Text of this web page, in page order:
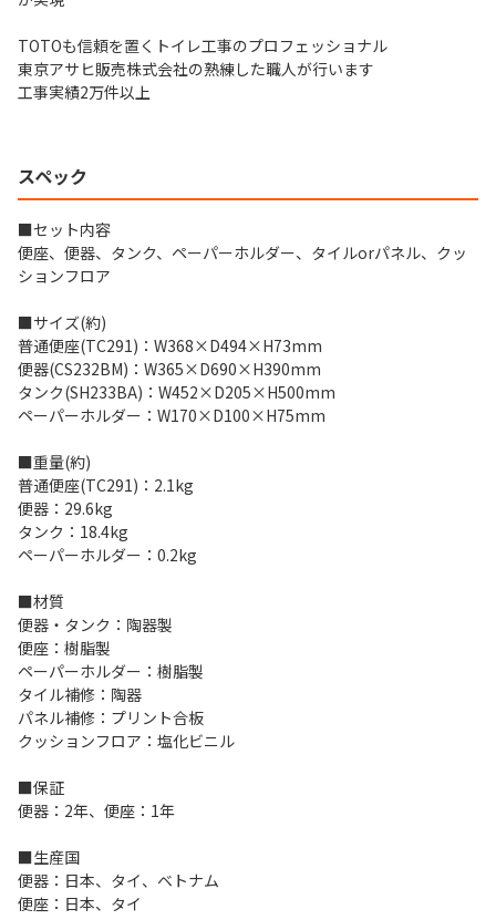
TOTOも信頼を置くトイレ工事のプロフェッショナル
東京アサヒ販売株式会社の熟練した職人が行います
工事実績2万件以上
スペック
■セット内容
便座、便器、タンク、ペーパーホルダー、タイルorパネル、クッ
ションフロア
■サイズ(約)
普通便座(TC291)：W368×D494×H73mm
便器(CS232BM)：W365×D690×H390mm
タンク(SH233BA)：W452×D205×H500mm
ペーパーホルダー：W170×D100×H75mm
■重量(約)
普通便座(TC291)：2.1kg
便器：29.6kg
タンク：18.4kg
ペーパーホルダー：0.2kg
■材質
便器・タンク：陶器製
便座：樹脂製
ペーパーホルダー：樹脂製
タイル補修：陶器
パネル補修：プリント合板
クッションフロア：塩化ビニル
■保証
便器：2年、便座：1年
■生産国
便器：日本、タイ、ベトナム
便座：日本、タイ